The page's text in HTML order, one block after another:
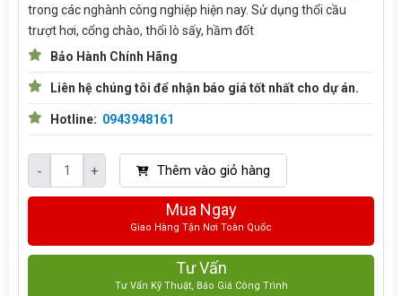
trong các nghành công nghiệp hiện nay. Sử dụng thổi cầu
trượt hơi, cổng chào, thổi lò sấy, hầm đốt
Bảo Hành Chính Hãng
Liên hệ chúng tôi để nhận báo giá tốt nhất cho dự án.
Hotline: 0943948161
- + Thêm vào giỏ hàng
Mua Ngay
Giao Hàng Tận Nơi Toàn Quốc
Tư Vấn
Tư Vấn Kỹ Thuật, Báo Giá Công Trình